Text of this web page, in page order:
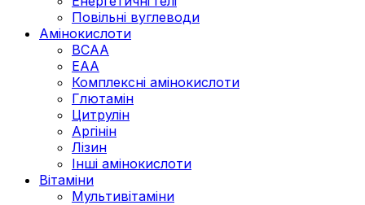
Повільні вуглеводи
Амінокислоти
BCAA
EAA
Комплексні амінокислоти
Глютамін
Цитрулін
Аргінін
Лізин
Інші амінокислоти
Вітаміни
Мультивітаміни